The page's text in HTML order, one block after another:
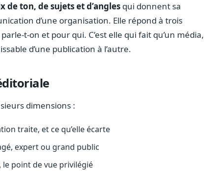
de ton, de sujets et d’angles qui donnent sa
d’une organisation. Elle répond à trois
t-on et pour qui. C’est elle qui fait qu’un média,
d’une publication à l’autre.
dimensions :
traite, et ce qu’elle écarte
expert ou grand public
le point de vue privilégié